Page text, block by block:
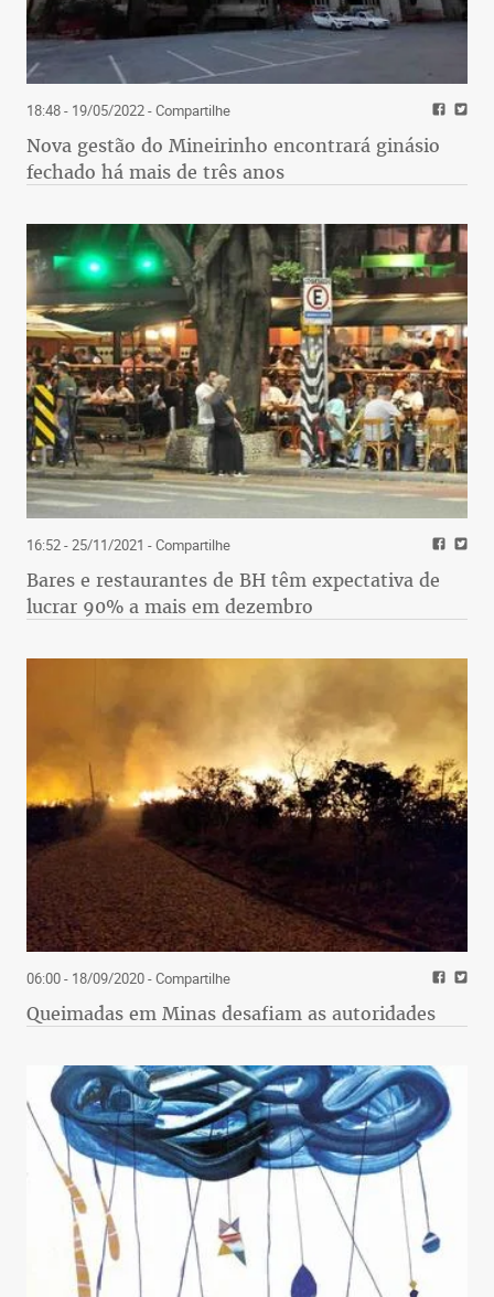
18:48 - 19/05/2022- Compartilhe
Nova gestão do Mineirinho encontrará ginásio
fechado há mais de três anos
16:52 - 25/11/2021 - Compartilhe
Bares e restaurantes de BH têm expectativa de
lucrar 90% a mais em dezembro
06:00 - 18/09/2020- Compartilhe
Queimadas em Minas desafiam as autoridades